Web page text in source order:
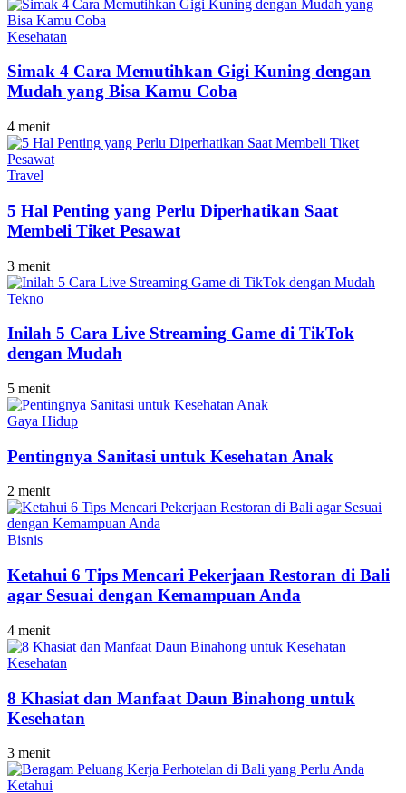
Kesehatan
Simak 4 Cara Memutihkan Gigi Kuning dengan
Mudah yang Bisa Kamu Coba
4 menit
Travel
5 Hal Penting yang Perlu Diperhatikan Saat
Membeli Tiket Pesawat
3 menit
Tekno
Inilah 5 Cara Live Streaming Game di TikTok
dengan Mudah
5 menit
Gaya Hidup
Pentingnya Sanitasi untuk Kesehatan Anak
2 menit
Bisnis
Ketahui 6 Tips Mencari Pekerjaan Restoran di Bali
agar Sesuai dengan Kemampuan Anda
4 menit
Kesehatan
8 Khasiat dan Manfaat Daun Binahong untuk
Kesehatan
3 menit